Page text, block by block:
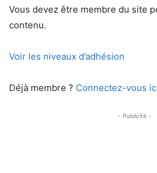
Vous devez être membre du site
contenu.
Voir les niveaux d’adhésion
Déjà membre ? Connectez-vous
- Publicité -